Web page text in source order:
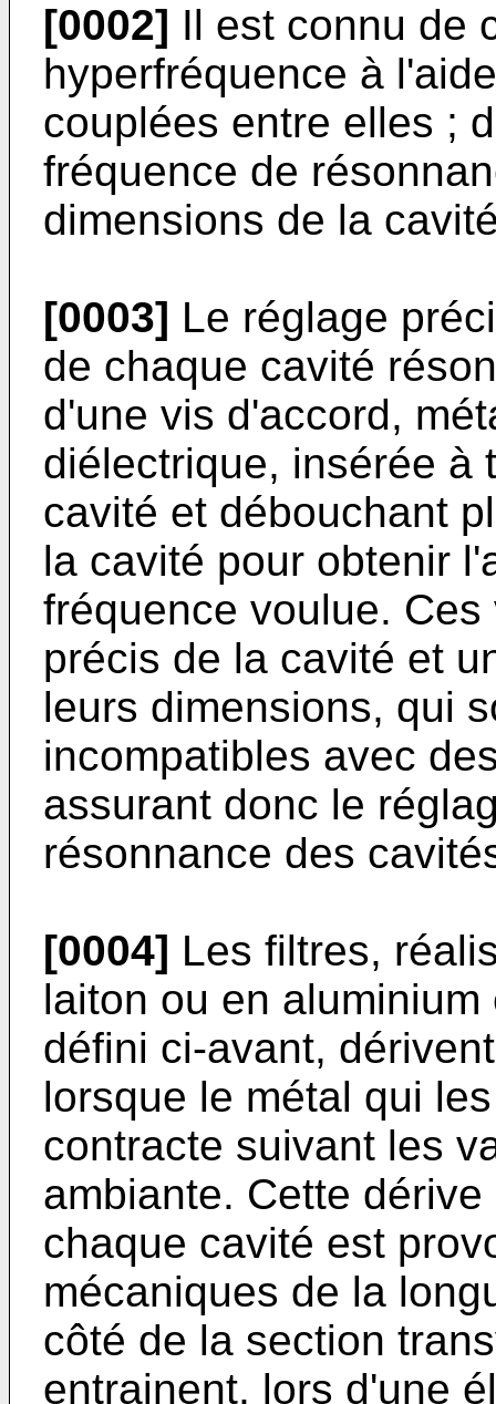
[0002] Il est connu de
hyperfréquence à
couplées entre elles ;
fréquence de
dimensions de la
[0003] Le réglage
de chaque cavité
d'une vis d'accord,
diélectrique, insérée à
cavité et débouchant
la cavité pour obtenir
fréquence voulue.
précis de la cavité et
leurs dimensions, qui
incompatibles avec
assurant donc le
résonnance des
[0004] Les filtres,
laiton ou en
défini ci-avant,
lorsque le métal qui
contracte suivant les
ambiante. Cette
chaque cavité est
mécaniques de la
côté de la section
entrainent, lors d'une